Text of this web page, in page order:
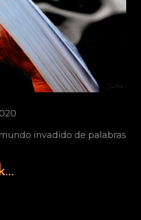
invadido de palabras